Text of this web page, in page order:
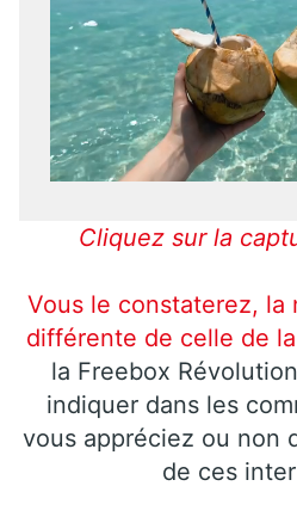
Cliquez sur la
Vous le constaterez, la
différente de celle de
la Freebox
indiquer dans les
vous appréciez ou non
de ces